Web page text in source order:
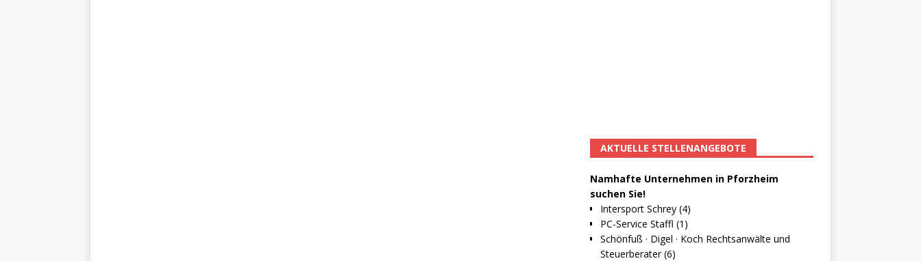
AKTUELLE STELLENANGEBOTE
Namhafte Unternehmen in Pforzheim
suchen Sie!
Intersport Schrey (4)
PC-Service Staffl (1)
Schönfuß · Digel · Koch Rechtsanwälte und
Steuerberater (6)